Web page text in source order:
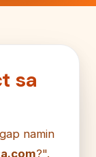
sa
namin
?".